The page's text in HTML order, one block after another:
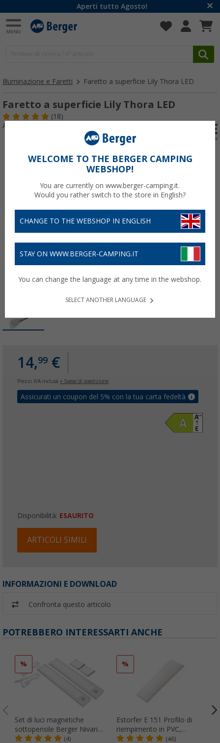
Aperti tutto Agosto!
Illuminazione e Faretti Faretto a superficie Lily Thora LED
Faretto a superficie Lily Thora LED
(18)
Articolo n: 259330
14,99 €
Prezzi IVA inclusa + Spese di spedizione
Assicurati un coupon del 5% con la tua carta fedeltà
Disponibilità: ESAURITO
ARTICOLI SIMILI
INFORMAZIONI E DOWNLOAD
Confronta questo articolo
POTREBBERO INTERESSARTI ANCHE
%
Set di luci magnetiche
sottopensile Berger Nivaria
20 con sensore di
(4)
%
Estorfer E 151 Profilo di
riempimento in PVC,
larghezza 11,8 mm,
(46)
WELCOME TO THE BERGER CAMPING
WEBSHOP!
You are currently on www.berger-camping.it.
Would you rather switch to the store in English?
CHANGE TO THE WEBSHOP IN ENGLISH
STAY ON WWW.BERGER-CAMPING.IT
You can change the language at any time in the webshop.
SELECT ANOTHER LANGUAGE